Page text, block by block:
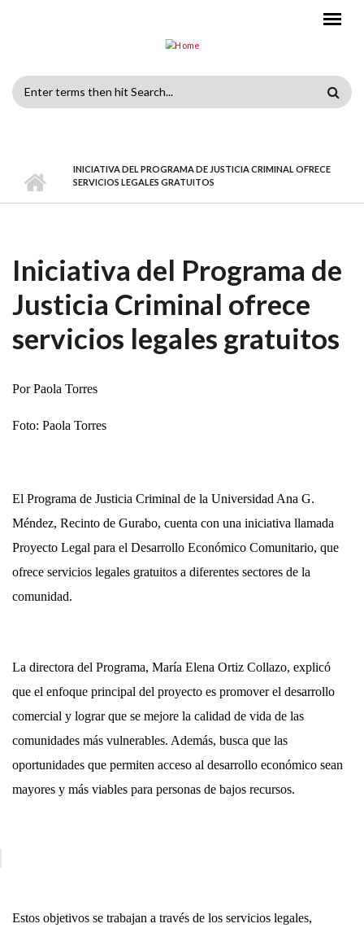
Search
INICIATIVA DEL PROGRAMA DE JUSTICIA CRIMINAL OFRECE
SERVICIOS LEGALES GRATUITOS
Iniciativa del Programa de
Justicia Criminal ofrece
servicios legales gratuitos
Por Paola Torres
Foto: Paola Torres
El Programa de Justicia Criminal de la Universidad Ana G.
Méndez, Recinto de Gurabo, cuenta con una iniciativa llamada
Proyecto Legal para el Desarrollo Económico Comunitario, que
ofrece servicios legales gratuitos a diferentes sectores de la
comunidad.
La directora del Programa, María Elena Ortiz Collazo, explicó
que el enfoque principal del proyecto es promover el desarrollo
comercial y lograr que se mejore la calidad de vida de las
comunidades más vulnerables. Además, busca que las
oportunidades que permiten acceso al desarrollo económico sean
mayores y más viables para personas de bajos recursos.
Estos objetivos se trabajan a través de los servicios legales,